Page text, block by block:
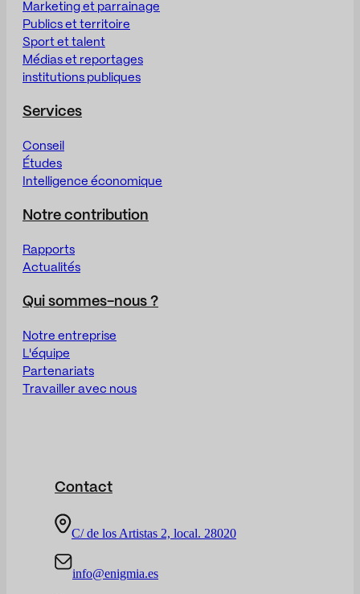
Marketing et parrainage
Publics et territoire
Sport et talent
Médias et reportages
institutions publiques
Services
Conseil
Études
Intelligence économique
Notre contribution
Rapports
Actualités
Qui sommes-nous ?
Notre entreprise
L'équipe
Partenariats
Travailler avec nous
Contact
C/ de los Artistas 2, local. 28020
info@enigmia.es